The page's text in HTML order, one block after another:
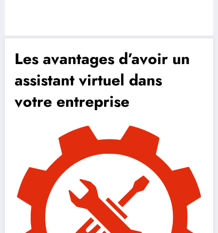
Les avantages d’avoir un
assistant virtuel dans
votre entreprise